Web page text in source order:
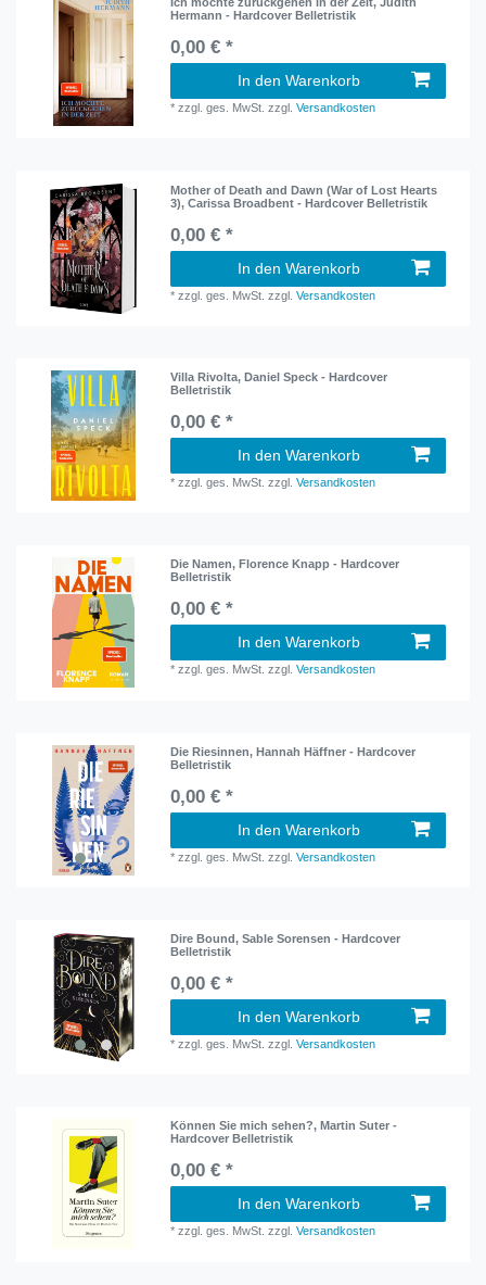
Hermann - Hardcover Belletristik
0,00 € *
In den Warenkorb
*zzgl. ges. MwSt. zzgl.Versandkosten
Mother of Death and Dawn (War of Lost Hearts
3), Carissa Broadbent - Hardcover Belletristik
0,00 € *
In den Warenkorb
*zzgl. ges. MwSt. zzgl.Versandkosten
Villa Rivolta, Daniel Speck - Hardcover
Belletristik
0,00 € *
In den Warenkorb
*zzgl. ges. MwSt. zzgl.Versandkosten
Die Namen, Florence Knapp - Hardcover
Belletristik
0,00 € *
In den Warenkorb
*zzgl. ges. MwSt. zzgl.Versandkosten
Die Riesinnen, Hannah Häffner - Hardcover
Belletristik
0,00 € *
In den Warenkorb
*zzgl. ges. MwSt. zzgl.Versandkosten
Dire Bound, Sable Sorensen - Hardcover
Belletristik
0,00 € *
In den Warenkorb
*zzgl. ges. MwSt. zzgl.Versandkosten
Können Sie mich sehen?, Martin Suter -
Hardcover Belletristik
0,00 € *
In den Warenkorb
*zzgl. ges. MwSt. zzgl.Versandkosten